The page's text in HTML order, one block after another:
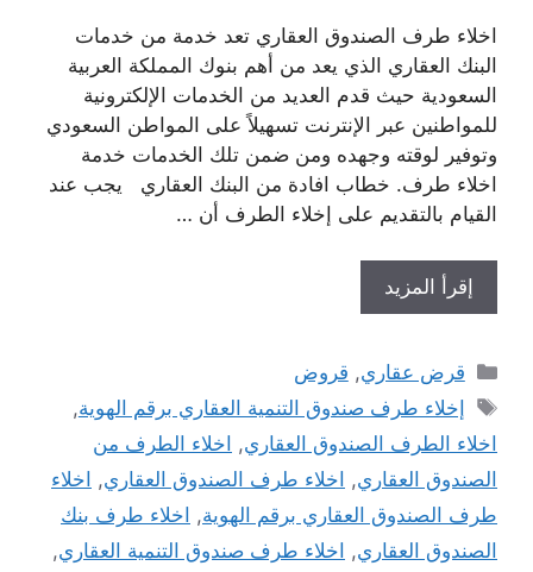
اخلاء طرف الصندوق العقاري تعد خدمة من خدمات
البنك العقاري الذي يعد من أهم بنوك المملكة العربية
السعودية حيث قدم العديد من الخدمات الإلكترونية
للمواطنين عبر الإنترنت تسهيلاً على المواطن السعودي
وتوفير لوقته وجهده ومن ضمن تلك الخدمات خدمة
اخلاء طرف. خطاب افادة من البنك العقاري يجب عند
القيام بالتقديم على إخلاء الطرف أن …
إقرأ المزيد
التصنيفات
قرض عقاري, قروض
الوسوم
إخلاء طرف صندوق التنمية العقاري برقم الهوية,
اخلاء الطرف الصندوق العقاري, اخلاء الطرف من
الصندوق العقاري, اخلاء طرف الصندوق العقاري, اخلاء
طرف الصندوق العقاري برقم الهوية, اخلاء طرف بنك
الصندوق العقاري, اخلاء طرف صندوق التنمية العقاري,